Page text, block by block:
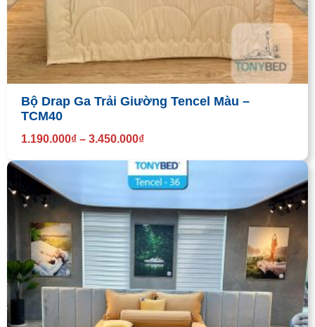
Bộ Drap Ga Trải Giường Tencel Màu –
TCM40
1.190.000₫ – 3.450.000₫